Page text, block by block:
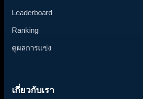
Leaderboard
Ranking
ดูผลการแข่ง
เกี่ยวกับเรา